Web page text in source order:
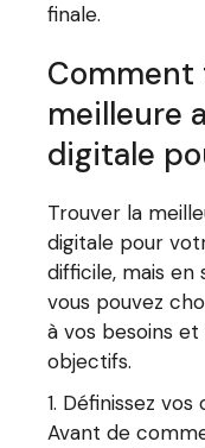
finale.
Comment
meilleure
digitale
Trouver la
digitale pour
difficile, mais en
vous pouvez
à vos besoins
objectifs.
Définissez vos
Avant de